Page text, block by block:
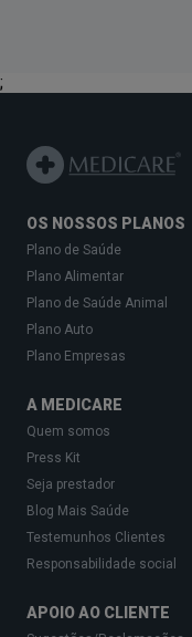
;
OS NOSSOS PLANOS
Plano de Saúde
Plano Alimentar
Plano de Saúde Animal
Plano Auto
Plano Empresas
A MEDICARE
Quem somos
Press Kit
Seja prestador
Blog Mais Saúde
Testemunhos Clientes
Responsabilidade social
APOIO AO CLIENTE